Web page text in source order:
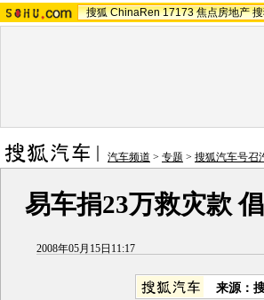
搜狐 ChinaRen 17173 焦点房地产
汽车频道 > 专题 > 搜狐汽车号召
易车捐23万救灾款
2008年05月15日11:17
来源：